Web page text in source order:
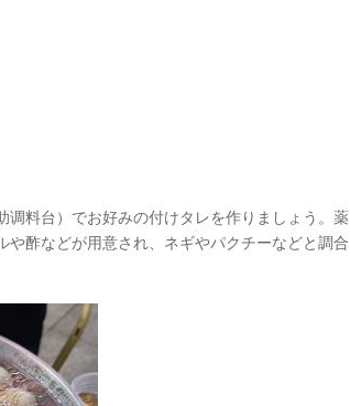
料台）でお好みの付けタレを作りましょう。薬
酢などが用意され、ネギやパクチーなどと調合